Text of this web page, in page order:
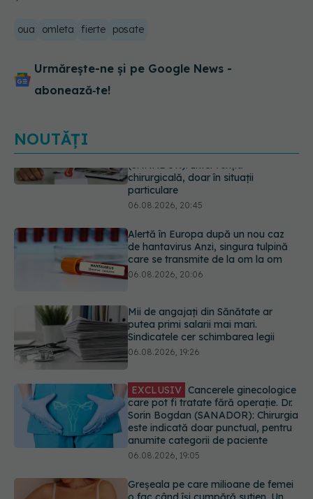
oua omleta fierte posate
Urmărește-ne și pe Google News -
abonează‑te!
NOUTĂȚI
Alertă în Europa după un nou caz
de hantavirus Anzi, singura tulpină
care se transmite de la om la om
06.08.2026, 20:06
Mii de angajați din Sănătate ar
putea primi salarii mai mari.
06.08.2026, 19:26
EXCLUSIV
Cancerele ginecologice
care pot fi tratate fără operație. Dr.
este indicată doar punctual, pentru
anumite categorii de paciente
06.08.2026, 19:05
Greșeala pe care milioane de femei
o fac când își cumpără sutien. Un
medic explică metoda corectă
06.08.2026, 18:08